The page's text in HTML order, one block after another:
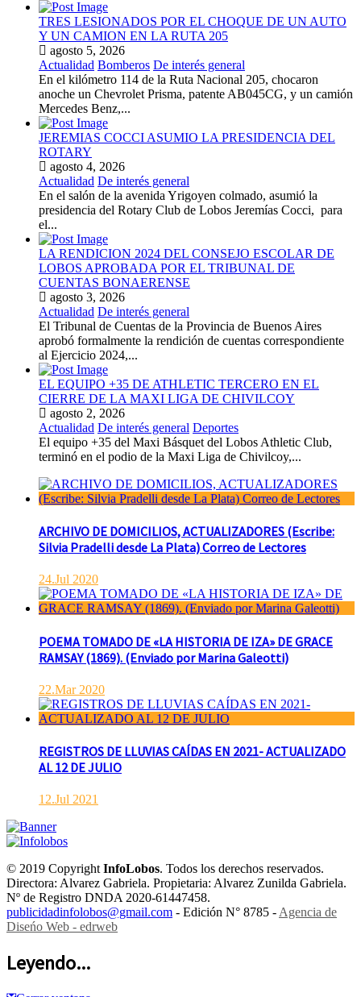
TRES LESIONADOS POR EL CHOQUE DE UN AUTO
Y UN CAMION EN LA RUTA 205
agosto 5, 2026
Actualidad Bomberos De interés general
En el kilómetro 114 de la Ruta Nacional 205, chocaron
anoche un Chevrolet Prisma, patente AB045CG, y un camión
Mercedes Benz,...
JEREMIAS COCCI ASUMIO LA PRESIDENCIA DEL
ROTARY
agosto 4, 2026
Actualidad De interés general
En el salón de la avenida Yrigoyen colmado, asumió la
presidencia del Rotary Club de Lobos Jeremías Cocci, para
el...
LA RENDICION 2024 DEL CONSEJO ESCOLAR DE
LOBOS APROBADA POR EL TRIBUNAL DE
CUENTAS BONAERENSE
agosto 3, 2026
Actualidad De interés general
El Tribunal de Cuentas de la Provincia de Buenos Aires
aprobó formalmente la rendición de cuentas correspondiente
al Ejercicio 2024,...
EL EQUIPO +35 DE ATHLETIC TERCERO EN EL
CIERRE DE LA MAXI LIGA DE CHIVILCOY
agosto 2, 2026
Actualidad De interés general Deportes
El equipo +35 del Maxi Básquet del Lobos Athletic Club,
terminó en el podio de la Maxi Liga de Chivilcoy,...
ARCHIVO DE DOMICILIOS, ACTUALIZADORES (Escribe:
Silvia Pradelli desde La Plata) Correo de Lectores
24.Jul 2020
POEMA TOMADO DE «LA HISTORIA DE IZA» DE GRACE
RAMSAY (1869). (Enviado por Marina Galeotti)
22.Mar 2020
REGISTROS DE LLUVIAS CAÍDAS EN 2021- ACTUALIZADO
AL 12 DE JULIO
12.Jul 2021
© 2019 CopyrightInfoLobos. Todos los derechos reservados.
Directora: Alvarez Gabriela. Propietaria: Alvarez Zunilda Gabriela.
Nº de Registro DNDA 2020-61447458.
publicidadinfolobos@gmail.com - Edición N° 8785 -Agencia de
Diseńo Web - edrweb
Leyendo...